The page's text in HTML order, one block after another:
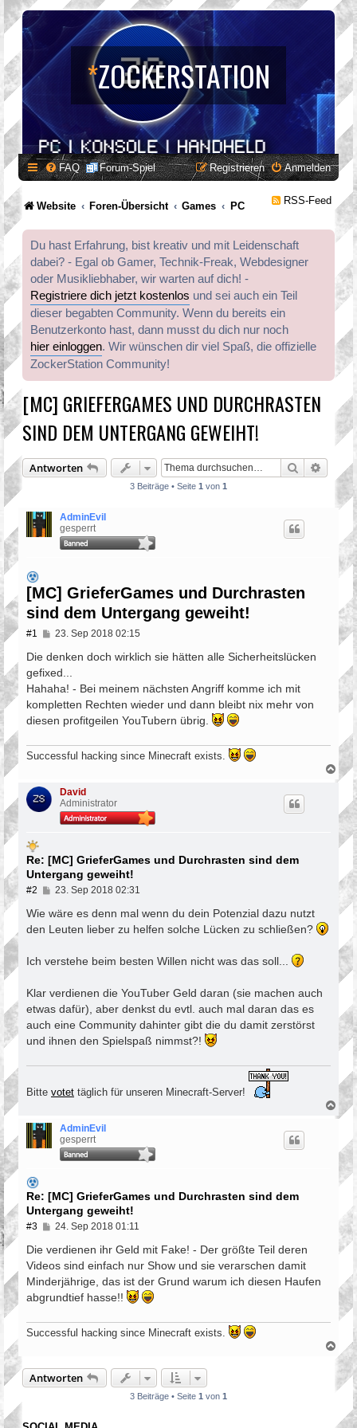
*ZOCKERSTATION
FAQ Forum-Spiel Anmelden
Registrieren
Website Foren-Übersicht Games PC RSS-Feed
Du hast Erfahrung, bist kreativ und mit Leidenschaft
dabei? - Egal ob Gamer, Technik-Freak, Webdesigner
oder Musikliebhaber, wir warten auf dich! -
Registriere dich jetzt kostenlos und sei auch ein Teil
dieser begabten Community. Wenn du bereits ein
Benutzerkonto hast, dann musst du dich nur noch
hier einloggen. Wir wünschen dir viel Spaß, die offizielle
ZockerStation Community!
[MC] GRIEFERGAMES UND DURCHRASTEN
SIND DEM UNTERGANG GEWEIHT!
Antworten Suche
3 Beiträge • Seite 1 von 1
AdminEvil
gesperrt
[MC] GrieferGames und Durchrasten
sind dem Untergang geweiht!
#1
B
i
r
a
g
23. Sep 2018 02:15
Die denken doch wirklich sie hätten alle Sicherheitslücken
gefixed...
Hahaha! - Bei meinem nächsten Angriff komme ich mit
kompletten Rechten wieder und dann bleibt nix mehr von
diesen profitgeilen YouTubern übrig.
Successful hacking since Minecraft exists.
a
o
b
e
n
David
Administrator
Re: [MC] GrieferGames und Durchrasten sind dem
Untergang geweiht!
#2
B
i
r
23. Sep 2018 02:31
Wie wäre es denn mal wenn du dein Potenzial dazu nutzt
den Leuten lieber zu helfen solche Lücken zu schließen?
Ich verstehe beim besten Willen nicht was das soll...
Klar verdienen die YouTuber Geld daran (sie machen auch
etwas dafür), aber denkst du evtl. auch mal daran das es
auch eine Community dahinter gibt die du damit zerstörst
und ihnen den Spielspaß nimmst?!
Bitte votet täglich für unseren Minecraft-Server!
a
o
n
AdminEvil
gesperrt
Re: [MC] GrieferGames und Durchrasten sind dem
Untergang geweiht!
#3
B
i
r
a
24. Sep 2018 01:11
Die verdienen ihr Geld mit Fake! - Der größte Teil deren
Videos sind einfach nur Show und sie verarschen damit
Minderjährige, das ist der Grund warum ich diesen Haufen
abgrundtief hasse!!
Successful hacking since Minecraft exists.
a
c
h
o
n
Antworten
3 Beiträge • Seite 1 von 1